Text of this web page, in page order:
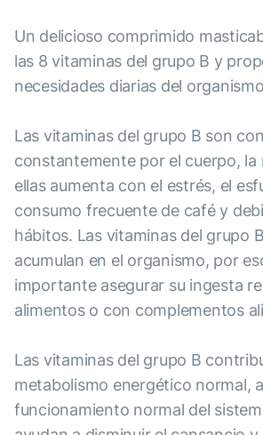
Un delicioso comprimido
las 8 vitaminas del grupo B y
necesidades diarias del
Las vitaminas del grupo B son
constantemente por el cuerpo, la
ellas aumenta con el estrés, el
consumo frecuente de café y
hábitos. Las vitaminas del grupo
acumulan en el organismo, por
importante asegurar su ingesta
alimentos o con complementos
Las vitaminas del grupo B
metabolismo energético normal,
funcionamiento normal del